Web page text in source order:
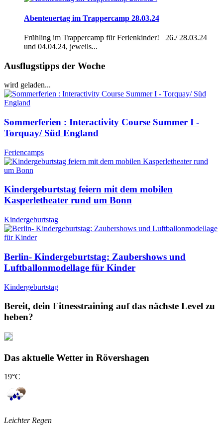
Abenteuertag im Trappercamp 28.03.24
Frühling im Trappercamp für Ferienkinder! 26./ 28.03.24
und 04.04.24, jeweils...
Ausflugstipps der Woche
wird geladen...
Sommerferien : Interactivity Course Summer I -
Torquay/ Süd England
Feriencamps
Kindergeburtstag feiern mit dem mobilen
Kasperletheater rund um Bonn
Kindergeburtstag
Berlin- Kindergeburtstag: Zaubershows und
Luftballonmodellage für Kinder
Kindergeburtstag
Bereit, dein Fitnesstraining auf das nächste Level zu
heben?
Das aktuelle Wetter in Rövershagen
19°C
Leichter Regen